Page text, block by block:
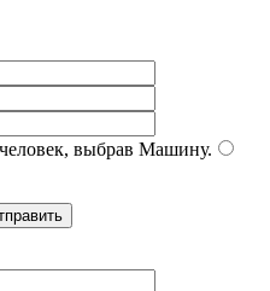
выбрав Машину.